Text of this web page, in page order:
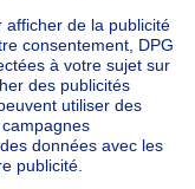
(province)
à De pinte